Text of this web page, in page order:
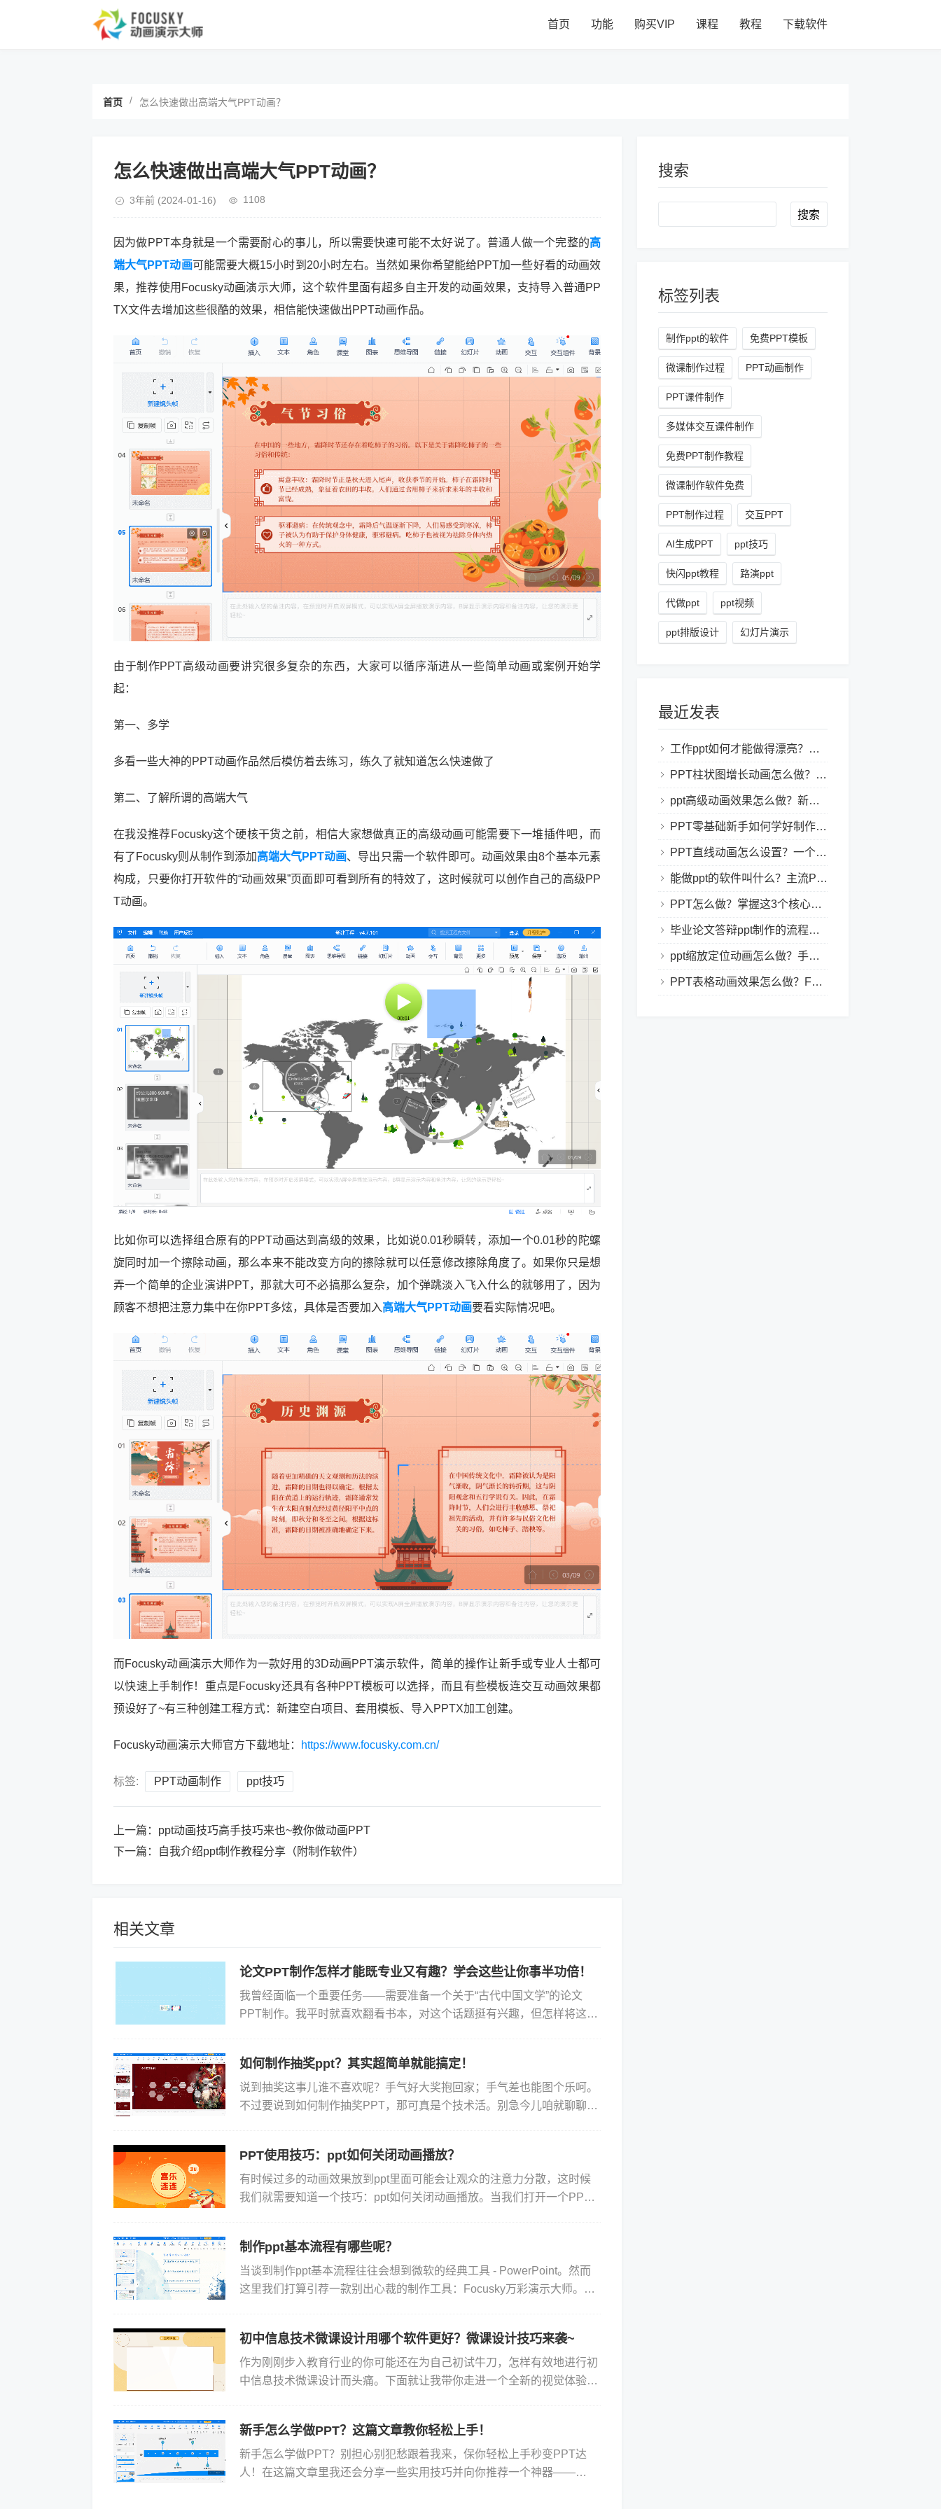
首页 功能 购买VIP 课程 教程 下载软件
首页 / 怎么快速做出高端大气PPT动画？
怎么快速做出高端大气PPT动画？
3年前 (2024-01-16) 1108
因为做PPT本身就是一个需要耐心的事儿，所以需要快速可能不太好说了。普通人做一个完整的高
端大气PPT动画可能需要大概15小时到20小时左右。当然如果你希望能给PPT加一些好看的动画效
果，推荐使用Focusky动画演示大师，这个软件里面有超多自主开发的动画效果，支持导入普通PP
TX文件去增加这些很酷的效果，相信能快速做出PPT动画作品。
由于制作PPT高级动画要讲究很多复杂的东西，大家可以循序渐进从一些简单动画或案例开始学
起：
第一、多学
多看一些大神的PPT动画作品然后模仿着去练习，练久了就知道怎么快速做了
第二、了解所谓的高端大气
在我没推荐Focusky这个硬核干货之前，相信大家想做真正的高级动画可能需要下一堆插件吧，而
有了Focusky则从制作到添加高端大气PPT动画、导出只需一个软件即可。动画效果由8个基本元素
构成，只要你打开软件的“动画效果”页面即可看到所有的特效了，这时候就可以创作自己的高级PP
T动画。
比如你可以选择组合原有的PPT动画达到高级的效果，比如说0.01秒瞬转，添加一个0.01秒的陀螺
旋同时加一个擦除动画，那么本来不能改变方向的擦除就可以任意修改擦除角度了。如果你只是想
弄一个简单的企业演讲PPT，那就大可不必搞那么复杂，加个弹跳淡入飞入什么的就够用了，因为
顾客不想把注意力集中在你PPT多炫，具体是否要加入高端大气PPT动画要看实际情况吧。
而Focusky动画演示大师作为一款好用的3D动画PPT演示软件，简单的操作让新手或专业人士都可
以快速上手制作！重点是Focusky还具有各种PPT模板可以选择，而且有些模板连交互动画效果都
预设好了~有三种创建工程方式：新建空白项目、套用模板、导入PPTX加工创建。
Focusky动画演示大师官方下载地址： https://www.focusky.com.cn/
标签: PPT动画制作 ppt技巧
上一篇： ppt动画技巧高手技巧来也~教你做动画PPT
下一篇：
自我介绍ppt制作教程分享（附制作软件）
相关文章
论文PPT制作怎样才能既专业又有趣？学会这些让你事半功倍！
我曾经面临一个重要任务——需要准备一个关于“古代中国文学”的论文
PPT制作。我平时就喜欢翻看书本，对这个话题挺有兴趣，但怎样将这些
如何制作抽奖ppt？其实超简单就能搞定！
说到抽奖这事儿谁不喜欢呢？手气好大奖抱回家；手气差也能图个乐呵。
不过要说到如何制作抽奖PPT，那可真是个技术活。别急今儿咱就聊聊这
PPT使用技巧：ppt如何关闭动画播放？
有时候过多的动画效果放到ppt里面可能会让观众的注意力分散，这时候
我们就需要知道一个技巧：ppt如何关闭动画播放。当我们打开一个PPT
制作ppt基本流程有哪些呢？
当谈到制作ppt基本流程往往会想到微软的经典工具 - PowerPoint。然而
这里我们打算引荐一款别出心裁的制作工具：Focusky万彩演示大师。
初中信息技术微课设计用哪个软件更好？微课设计技巧来袭~
作为刚刚步入教育行业的你可能还在为自己初试牛刀，怎样有效地进行初
中信息技术微课设计而头痛。下面就让我带你走进一个全新的视觉体验
新手怎么学做PPT？这篇文章教你轻松上手！
新手怎么学做PPT？别担心别犯愁跟着我来，保你轻松上手秒变PPT达
人！在这篇文章里我还会分享一些实用技巧并向你推荐一个神器——
搜索
Search
标签列表
制作ppt的软件 免费PPT模板
微课制作过程 PPT动画制作
PPT课件制作
多媒体交互课件制作
免费PPT制作教程
微课制作软件免费
PPT制作过程 交互PPT
AI生成PPT ppt技巧
快闪ppt教程 路演ppt
代做ppt ppt视频
ppt排版设计 幻灯片演示
最近发表
工作ppt如何才能做得漂亮？职场PPT美化与制作技巧
PPT柱状图增长动画怎么做？实用的ppt技巧分享给你！
ppt高级动画效果怎么做？新手也能学会的亮眼PPT动画指南
PPT零基础新手如何学好制作PPT？新手入门全攻略
PPT直线动画怎么设置？一个简单的设置技巧
能做ppt的软件叫什么？主流PPT制作软件盘点与选型指南
PPT怎么做？掌握这3个核心制作方法与技巧，新手也能变大神！
毕业论文答辩ppt制作的流程是怎样的？新手零门槛指南
ppt缩放定位动画怎么做？手把手教程，小白也能学会做动态PPT
PPT表格动画效果怎么做？Focusky让你的演示更独特！